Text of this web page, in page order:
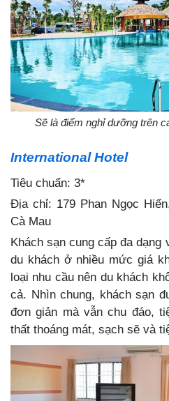
Sẽ là điểm nghỉ dưỡng trên
International Hotel
Tiêu chuẩn: 3*
Địa chỉ: 179 Phan Ngọc
Cà Mau
Khách sạn cung cấp đa dạng
du khách ở nhiều mức giá
loại nhu cầu nên du khách
cả. Nhìn chung, khách sạn
đơn giản mà vẫn chu đáo,
thất thoáng mát, sạch sẽ và